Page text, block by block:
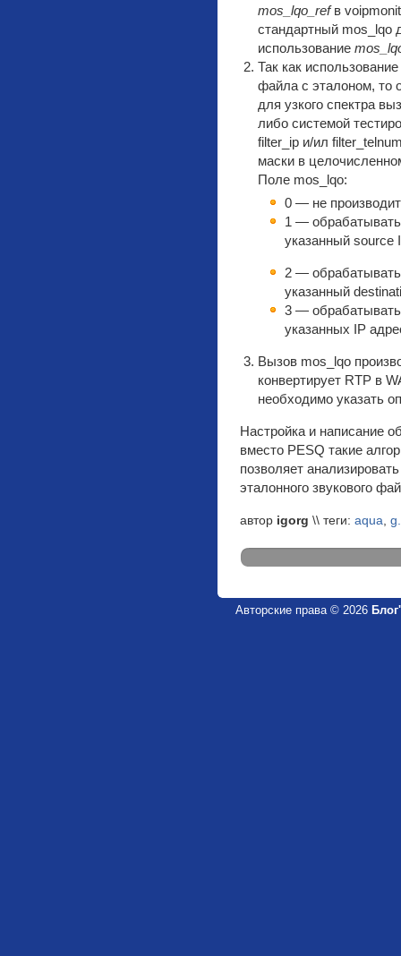
mos_lqo_refв
стандартный mos_lqo
использование
Так как
файла с эталоном, то
для узкого спектра
либо системой
filter_ip и/ил
маски в
Поле mos_lqo:
0 — не
1 — обрабатывать
указанный source
2 — обрабатывать
указанный
3 —
указанных IP
Вызов mos_lqo
конвертирует RTP в
необходимо указать
Настройка и написание
вместо PESQ такие
позволяет
эталонного звукового
автор igorg \\ теги: aqua,
Авторские права © 2026